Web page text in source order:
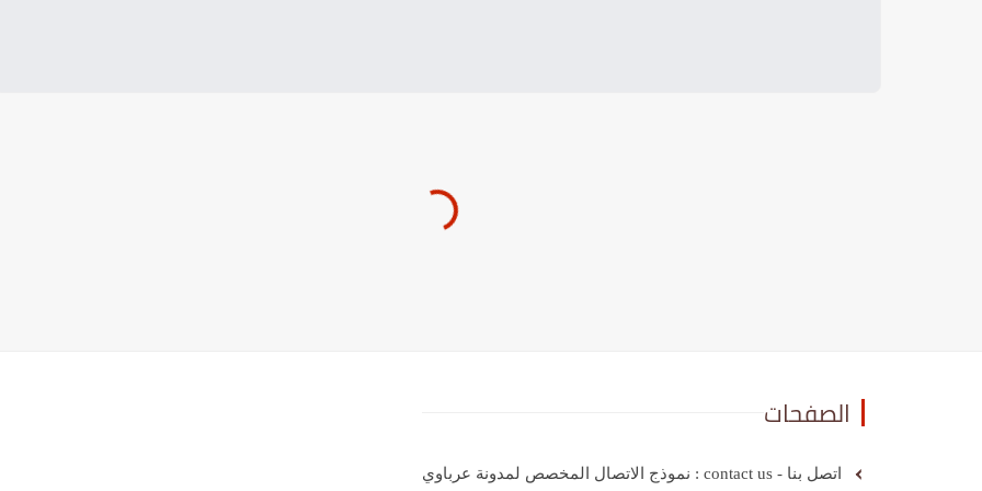
الصفحات
اتصل بنا - contact us : نموذج الاتصال المخصص لمدونة عرباوي